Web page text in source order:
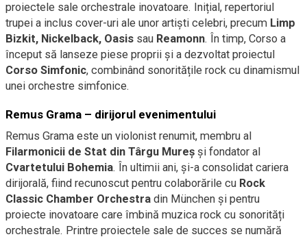
proiectele sale orchestrale inovatoare. Inițial, repertoriul
trupei a inclus cover-uri ale unor artiști celebri, precum Limp
Bizkit, Nickelback, Oasis sau Reamonn. În timp, Corso a
început să lanseze piese proprii și a dezvoltat proiectul
Corso Simfonic, combinând sonoritățile rock cu dinamismul
unei orchestre simfonice.
Remus Grama – dirijorul evenimentului
Remus Grama este un violonist renumit, membru al
Filarmonicii de Stat din Târgu Mureș și fondator al
Cvartetului Bohemia. În ultimii ani, și-a consolidat cariera
dirijorală, fiind recunoscut pentru colaborările cu Rock
Classic Chamber Orchestra din München și pentru
proiecte inovatoare care îmbină muzica rock cu sonorități
orchestrale. Printre proiectele sale de succes se numără